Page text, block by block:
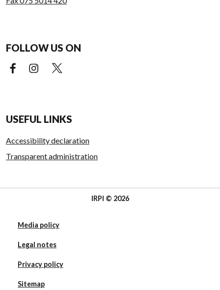
FOLLOW US ON
Facebook (external link)
Instagram (external link)
USEFUL LINKS
Accessibility declaration
Transparent administration
IRPI © 2026
Media policy
Legal notes
Privacy policy
Sitemap